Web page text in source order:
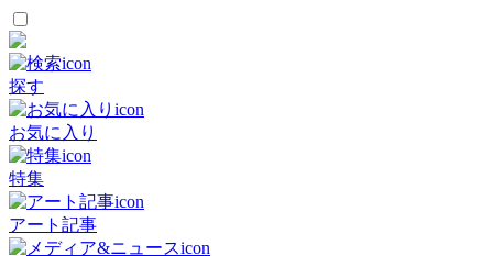
探す
お気に入り
特集
アート記事